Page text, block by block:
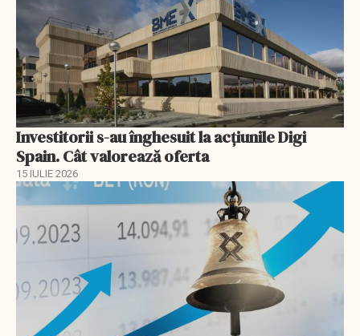
Investitorii s-au înghesuit la acțiunile Digi
Spain. Cât valorează oferta
15 IULIE 2026